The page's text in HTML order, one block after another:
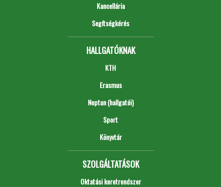
Kancellária
Segítségkérés
HALLGATÓKNAK
KTH
Erasmus
Neptun (hallgatói)
Sport
Könyvtár
SZOLGÁLTATÁSOK
Oktatási keretrendszer